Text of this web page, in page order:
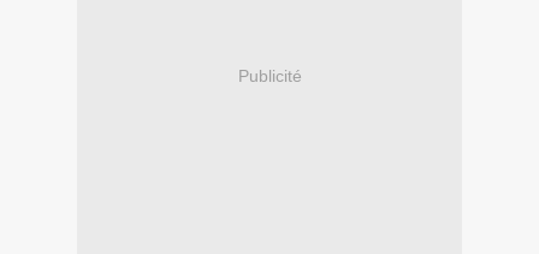
Publicité